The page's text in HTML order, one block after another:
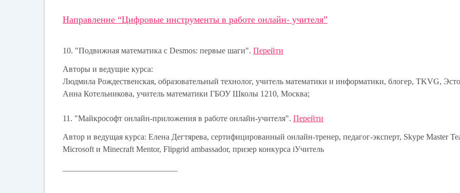
Направление “Цифровые инструменты в работе онлайн- учителя”
10. "Подвижная математика с Desmos: первые шаги".Перейти
Авторы и ведущие курса:
Людмила Рождественская, образовательный технолог, учитель математики и информатики, блогер, TKVG,
Анна Котельникова, учитель математики ГБОУ Школы 1210, Москва;
11. "Майкрософт онлайн-приложения в работе онлайн-учителя".Перейти
Автор и ведущая курса: Елена Дегтярева, сертифицированный онлайн-тренер, педагог-эксперт, Skype Master
Microsoft и Minecraft Mentor, Flipgrid ambassador, призер конкурса iУчитель